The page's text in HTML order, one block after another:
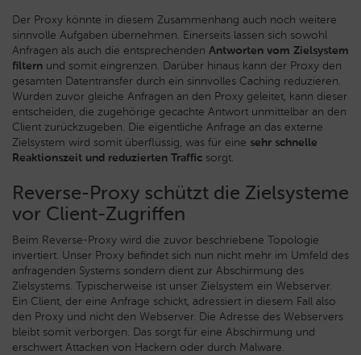
Der Proxy könnte in diesem Zusammenhang auch noch weitere
sinnvolle Aufgaben übernehmen. Einerseits lassen sich sowohl
Anfragen als auch die entsprechenden Antworten vom Zielsystem
filtern und somit eingrenzen. Darüber hinaus kann der Proxy den
gesamten Datentransfer durch ein sinnvolles Caching reduzieren.
Wurden zuvor gleiche Anfragen an den Proxy geleitet, kann dieser
entscheiden, die zugehörige gecachte Antwort unmittelbar an den
Client zurückzugeben. Die eigentliche Anfrage an das externe
Zielsystem wird somit überflüssig, was für eine sehr schnelle
Reaktionszeit und reduzierten Traffic sorgt.
Reverse-Proxy schützt die Zielsysteme
vor Client-Zugriffen
Beim Reverse-Proxy wird die zuvor beschriebene Topologie
invertiert. Unser Proxy befindet sich nun nicht mehr im Umfeld des
anfragenden Systems sondern dient zur Abschirmung des
Zielsystems. Typischerweise ist unser Zielsystem ein Webserver.
Ein Client, der eine Anfrage schickt, adressiert in diesem Fall also
den Proxy und nicht den Webserver. Die Adresse des Webservers
bleibt somit verborgen. Das sorgt für eine Abschirmung und
erschwert Attacken von Hackern oder durch Malware.